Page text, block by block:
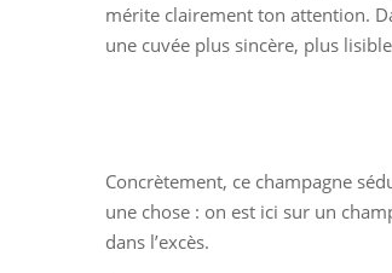
mérite clairement ton attention.
une cuvée plus sincère, plus
Concrètement, ce champagne
une chose : on est ici sur un
dans l’excès.